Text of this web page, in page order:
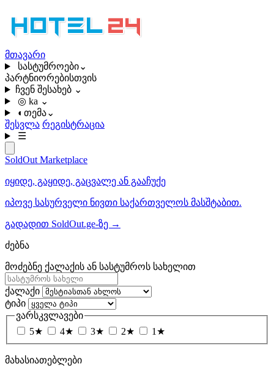
მთავარი
სასტუმროები⌄
პარტნიორებისთვის
ჩვენ შესახებ ⌄
◎ ka ⌄
◐ თემა⌄
შესვლა რეგისტრაცია
☰
SoldOut Marketplace
იყიდე, გაყიდე, გაცვალე ან გააჩუქე
იპოვე სასურველი ნივთი საქართველოს მასშტაბით.
გადადით SoldOut.ge-ზე →
ძებნა
მოძებნე ქალაქის ან სასტუმროს სახელით
ქალაქი
ტიპი
ვარსკვლავები
5★
4★ 3★ 2★ 1★
მახასიათებლები